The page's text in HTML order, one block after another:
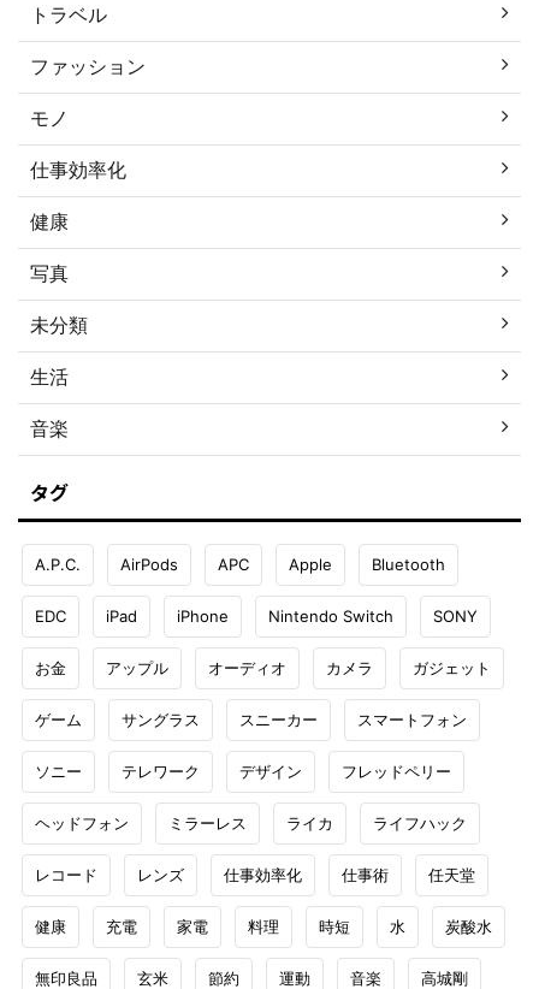
トラベル
ファッション
モノ
仕事効率化
健康
写真
未分類
生活
音楽
タグ
A.P.C. AirPods APC Apple Bluetooth
EDC iPad iPhone Nintendo Switch SONY
お金 アップル オーディオ カメラ ガジェット
ゲーム サングラス スニーカー スマートフォン
ソニー テレワーク デザイン フレッドペリー
ヘッドフォン ミラーレス ライカ ライフハック
レコード レンズ 仕事効率化 仕事術 任天堂
健康 充電 家電 料理 時短 水 炭酸水
無印良品 玄米 節約 運動 音楽 高城剛